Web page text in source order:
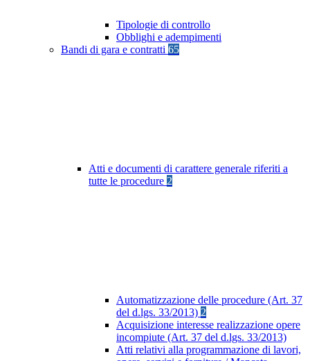
Tipologie di controllo
Obblighi e adempimenti
Bandi di gara e contratti 65
Atti e documenti di carattere generale riferiti a
tutte le procedure 2
Automatizzazione delle procedure (Art. 37
del d.lgs. 33/2013) 2
Acquisizione interesse realizzazione opere
incompiute (Art. 37 del d.lgs. 33/2013)
Atti relativi alla programmazione di lavori,